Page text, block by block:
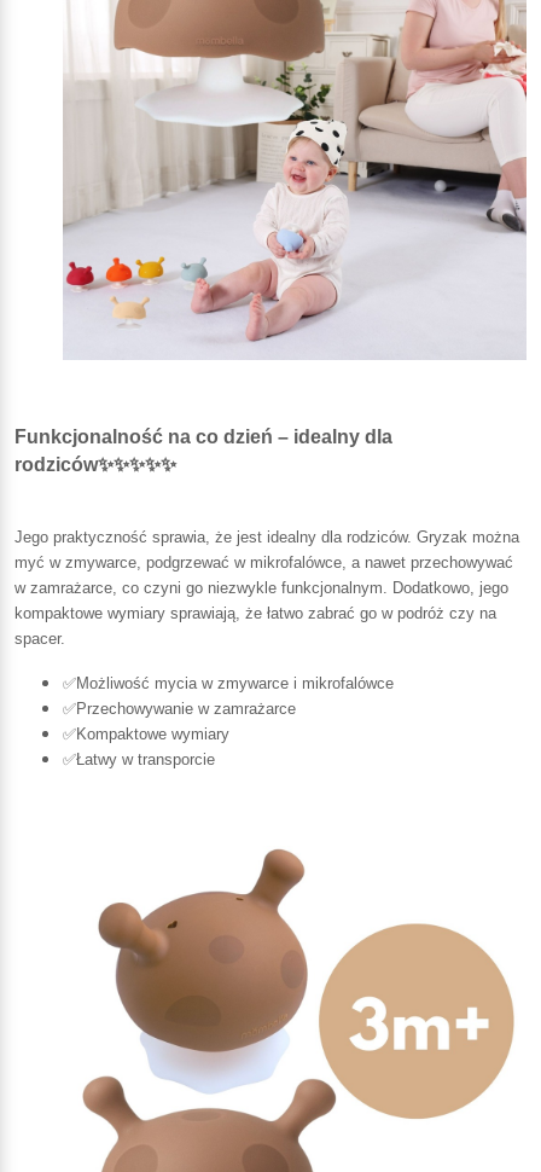
Funkcjonalność na co dzień – idealny dla
rodziców✨✨✨✨✨
Jego praktyczność sprawia, że jest idealny dla rodziców. Gryzak można
myć w zmywarce, podgrzewać w mikrofalówce, a nawet przechowywać
w zamrażarce, co czyni go niezwykle funkcjonalnym. Dodatkowo, jego
kompaktowe wymiary sprawiają, że łatwo zabrać go w podróż czy na
spacer.
✅Możliwość mycia w zmywarce i mikrofalówce
✅Przechowywanie w zamrażarce
✅Kompaktowe wymiary
✅Łatwy w transporcie